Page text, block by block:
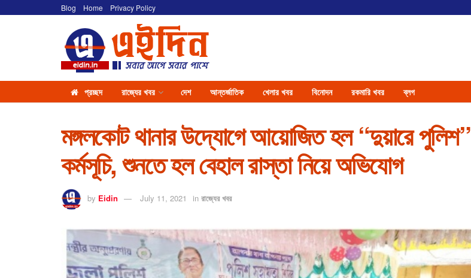
Blog Home Privacy Policy
প্রচ্ছদ রাজ্যের খবর দেশ আন্তর্জাতিক খেলার খবর বিনোদন রকমারি খবর ব্লগ
মঙ্গলকোট থানার উদ্যোগে আয়োজিত হল “দুয়ারে পুলিশ”
কর্মসূচি, শুনতে হল বেহাল রাস্তা নিয়ে অভিযোগ
by Eidin July 11, 2021 in রাজ্যের খবর